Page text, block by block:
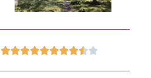
